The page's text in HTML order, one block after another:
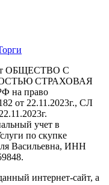
ОБЩЕСТВО С
СТРАХОВАЯ
на право
от 22.11.2023г., СЛ
учет в
по скупке
Васильевна, ИНН
интернет-сайт, а